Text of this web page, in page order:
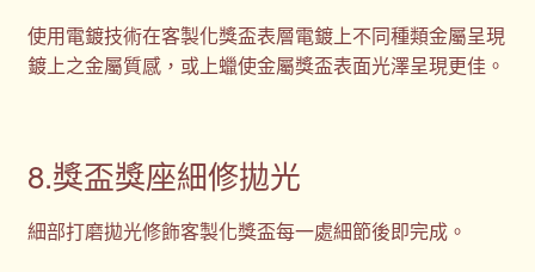
使用電鍍技術在客製化獎盃表層電鍍上不同種類金屬呈現
鍍上之金屬質感，或上蠟使金屬獎盃表面光澤呈現更佳。
8.獎盃獎座細修拋光
細部打磨拋光修飾客製化獎盃每一處細節後即完成。